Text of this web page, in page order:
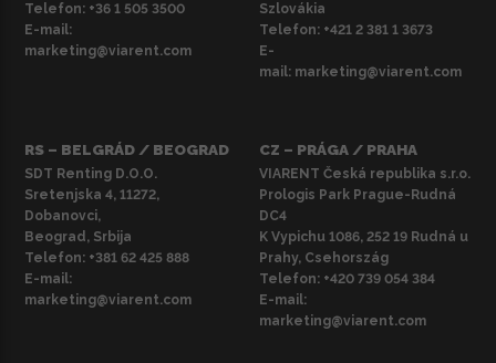
Telefon: +36 1 505 3500
E-mail:
marketing@viarent.com
Szlovákia
Telefon: +421 2 381 1 3673
E-
mail: marketing@viarent.com
RS – BELGRÁD / BEOGRAD
SDT Renting D.O.O.
Sretenjska 4, 11272,
Dobanovci,
Beograd, Srbija
Telefon: +381 62 425 888
E-mail:
marketing@viarent.com
CZ – PRÁGA / PRAHA
VIARENT Česká republika s.r.o.
Prologis Park Prague-Rudná
DC4
K Vypichu 1086, 252 19 Rudná u
Prahy, Csehország
Telefon: +420 739 054 384
E-mail:
marketing@viarent.com